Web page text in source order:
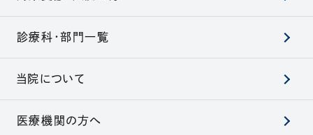
診療科・部門一覧
当院について
医療機関の方へ